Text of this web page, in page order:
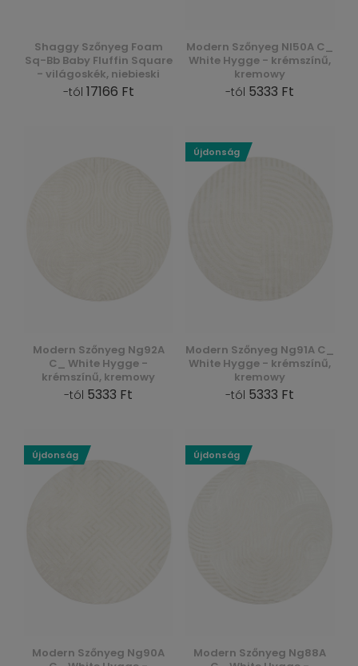
Shaggy Szőnyeg Foam
Sq-Bb Baby Fluffin Square
- világoskék, niebieski
-tól 17166 Ft
Modern Szőnyeg Nl50A C_
White Hygge - krémszínű,
kremowy
-tól 5333 Ft
Modern Szőnyeg Ng92A
C_ White Hygge -
krémszínű, kremowy
-tól 5333 Ft
Modern Szőnyeg Ng91A C_
White Hygge - krémszínű,
kremowy
-tól 5333 Ft
Újdonság
Modern Szőnyeg Ng90A
Újdonság
Modern Szőnyeg Ng88A
Újdonság